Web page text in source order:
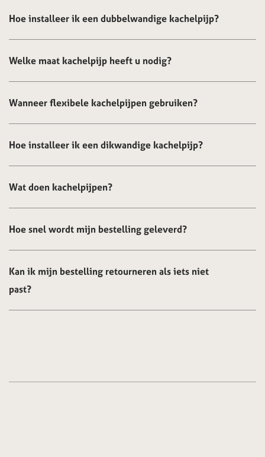
Hoe installeer ik een dubbelwandige kachelpijp?
Welke maat kachelpijp heeft u nodig?
Wanneer flexibele kachelpijpen gebruiken?
Hoe installeer ik een dikwandige kachelpijp?
Wat doen kachelpijpen?
Hoe snel wordt mijn bestelling geleverd?
Kan ik mijn bestelling retourneren als iets niet
past?